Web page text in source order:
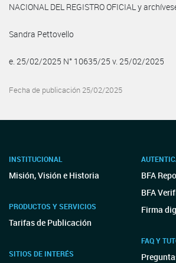
NACIONAL DEL REGISTRO OFICIAL y
Sandra Pettovello
e. 25/02/2025 N° 10635/25 v. 25/02/2025
Fecha de publicación 25/02/2025
INSTITUCIONAL
Misión, Visión e Historia
PRODUCTOS Y SERVICIOS
Tarifas de Publicación
SITIOS DE INTERÉS
BFA
BFA
Firma
FAQ Y